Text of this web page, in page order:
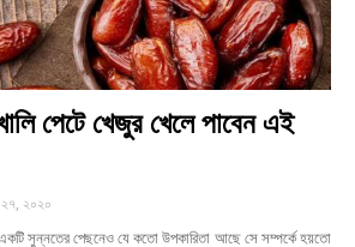
পেটে খেজুর খেলে পাবেন এই
২৭, ২০২০
সুন্নতের পেছনেও যে কতো উপকারিতা আছে সে সম্পর্কে হয়তো